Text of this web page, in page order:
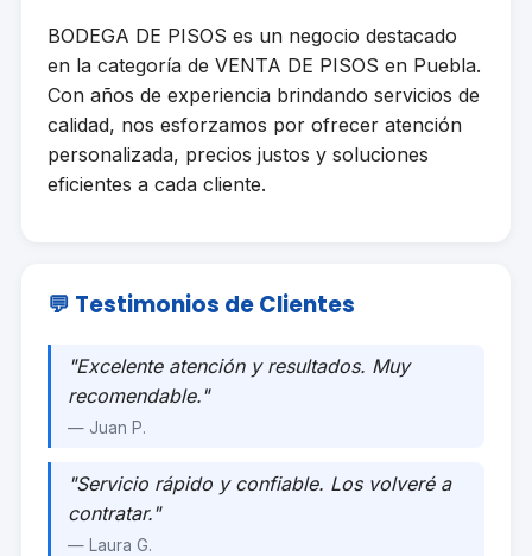
BODEGA DE PISOS es un negocio destacado
en la categoría de VENTA DE PISOS en Puebla.
Con años de experiencia brindando servicios de
calidad, nos esforzamos por ofrecer atención
personalizada, precios justos y soluciones
eficientes a cada cliente.
💬 Testimonios de Clientes
"Excelente atención y resultados. Muy
recomendable."
— Juan P.
"Servicio rápido y confiable. Los volveré a
contratar."
— Laura G.